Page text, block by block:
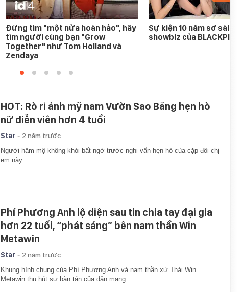
Đừng tìm "một nửa hoàn hảo", hãy
tìm người cùng bạn "Grow
Together" như Tom Holland và
Zendaya
Sự kiện 10 năm sơ sài nhất
showbiz của BLACKPINK
HOT: Rò rỉ ảnh mỹ nam Vườn Sao Băng hẹn hò
nữ diễn viên hơn 4 tuổi
Star - 2 năm trước
Người hâm mộ không khỏi bất ngờ trước nghi vấn hẹn hò của cặp đôi chị
em này.
Phí Phương Anh lộ diện sau tin chia tay đại gia
hơn 22 tuổi, “phát sáng” bên nam thần Win
Metawin
Star - 2 năm trước
Khung hình chung của Phí Phương Anh và nam thần xứ Thái Win
Metawin thu hút sự bàn tán của dân mạng.